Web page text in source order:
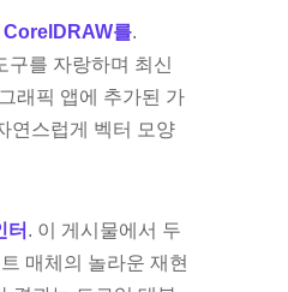
CorelDRAW를.
를 자랑하며 최신
래픽 앱에 추가된 가
연스럽게 벡터 모양
터 . 이 게시물에서 두
매체의 놀라운 재현